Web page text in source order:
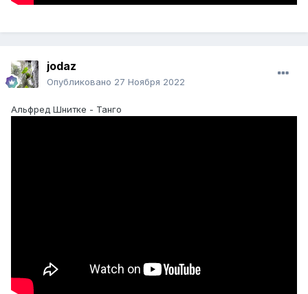
jodaz
Опубликовано 27 Ноября 2022
Альфред Шнитке - Танго